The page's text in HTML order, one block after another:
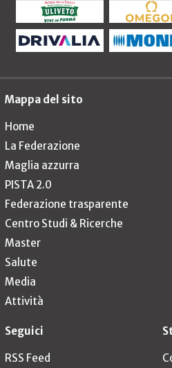
Mappa del sito
Home
La Federazione
Maglia azzurra
PISTA 2.0
Federazione trasparente
Centro Studi & Ricerche
Master
Salute
Media
Attività
Seguici
RSS Feed